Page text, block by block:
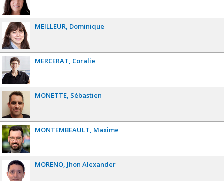
MEILLEUR Dominique
MERCERAT Coralie
MONETTE Sébastien
MONTEMBEAULT Maxime
MORENO Jhon Alexander